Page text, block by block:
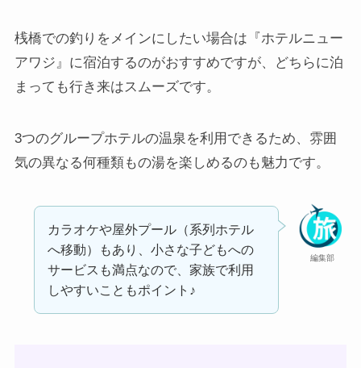
桟橋での釣りをメインにしたい場合は『ホテルニュー
アワジ』に宿泊するのがおすすめですが、どちらに泊
まっても行き来はスムーズです。
3つのグループホテルの温泉を利用できるため、雰囲
気の異なる何種類もの湯を楽しめるのも魅力です。
編集部
カラオケや屋外プール（系列ホテル
へ移動）もあり、小さな子どもへの
サービスも満点なので、家族で利用
しやすいこともポイント♪